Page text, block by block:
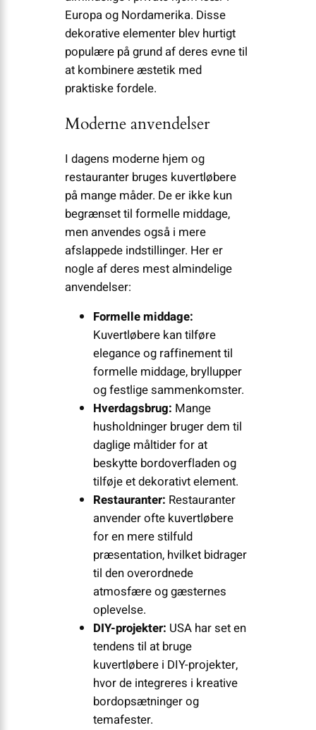
Europa og Nordamerika. Disse
dekorative elementer blev hurtigt
populære på grund af deres evne til
at kombinere æstetik med
praktiske fordele.
Moderne anvendelser
I dagens moderne hjem og
restauranter bruges kuvertløbere
på mange måder. De er ikke kun
begrænset til formelle middage,
men anvendes også i mere
afslappede indstillinger. Her er
nogle af deres mest almindelige
anvendelser:
Formelle middage:
Kuvertløbere kan tilføre
elegance og raffinement til
formelle middage, bryllupper
og festlige sammenkomster.
Hverdagsbrug: Mange
husholdninger bruger dem til
daglige måltider for at
beskytte bordoverfladen og
tilføje et dekorativt element.
Restauranter: Restauranter
anvender ofte kuvertløbere
for en mere stilfuld
præsentation, hvilket bidrager
til den overordnede
atmosfære og gæsternes
oplevelse.
DIY-projekter: USA har set en
tendens til at bruge
kuvertløbere i DIY-projekter,
hvor de integreres i kreative
bordopsætninger og
temafester.